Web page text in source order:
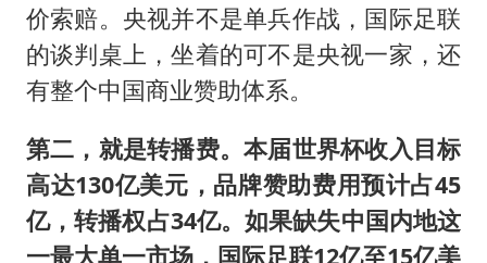
价索赔。央视并不是单兵作战，国际足联
的谈判桌上，坐着的可不是央视一家，还
有整个中国商业赞助体系。
第二，就是转播费。本届世界杯收入目标
高达130亿美元，品牌赞助费用预计占45
亿，转播权占34亿。如果缺失中国内地这
一最大单一市场，国际足联12亿至15亿美